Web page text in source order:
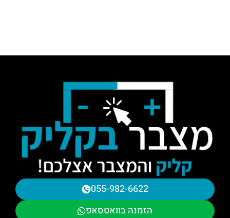
055-982-6622
הזמנה בוואטסאפ